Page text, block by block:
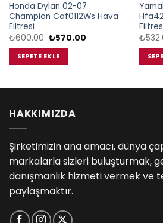
Honda Dylan 02-07
Champion Caf0112Ws Hava
Filtresi
₺600.00 Orijinal
₺600.00.
₺570.00Şu
SEPETE EKLE
₺
HAKKIMIZDA
Şirketimizin ana amacı, dünya
markalarla sizleri buluşturmak,
danışmanlık hizmeti vermek ve
paylaşmaktır.